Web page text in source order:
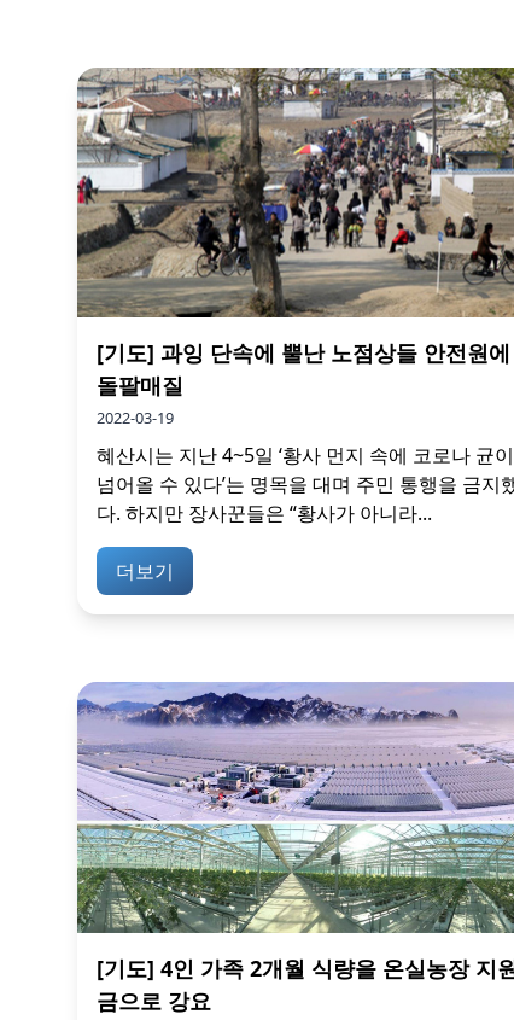
[기도] 과잉 단속에 뿔난 노점상들 안전원에
돌팔매질
2022-03-19
혜산시는 지난 4~5일 ‘황사 먼지 속에 코로나 균이
넘어올 수 있다’는 명목을 대며 주민 통행을 금지
다. 하지만 장사꾼들은 “황사가 아니라...
더보기
[기도] 4인 가족 2개월 식량을 온실농장 지
금으로 강요